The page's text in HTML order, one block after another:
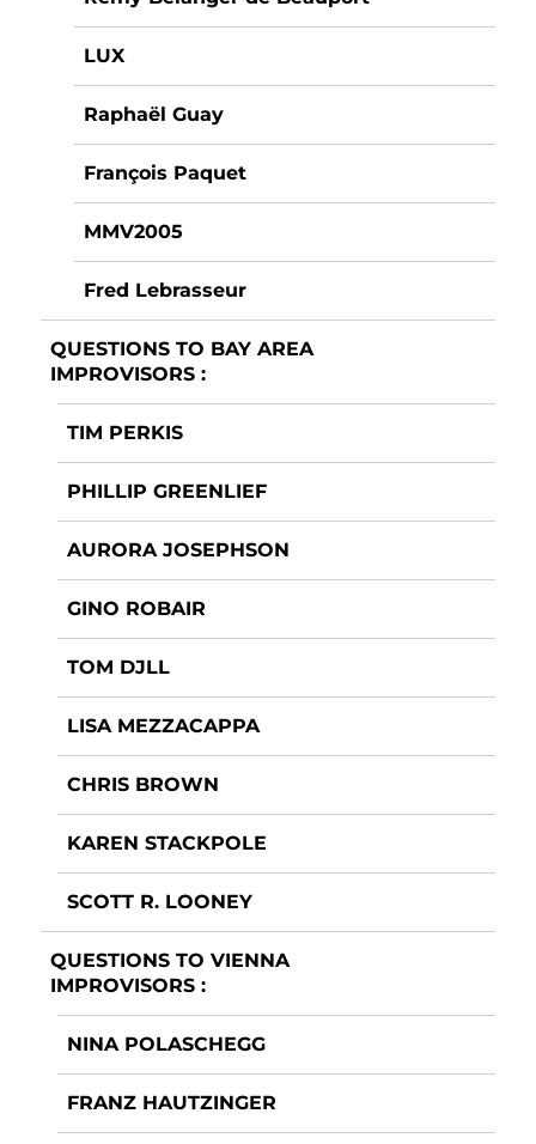
LUX
Raphaël Guay
François Paquet
MMV2005
Fred Lebrasseur
QUESTIONS TO BAY AREA
IMPROVISORS :
TIM PERKIS
PHILLIP GREENLIEF
AURORA JOSEPHSON
GINO ROBAIR
TOM DJLL
LISA MEZZACAPPA
CHRIS BROWN
KAREN STACKPOLE
SCOTT R. LOONEY
QUESTIONS TO VIENNA
IMPROVISORS :
NINA POLASCHEGG
FRANZ HAUTZINGER